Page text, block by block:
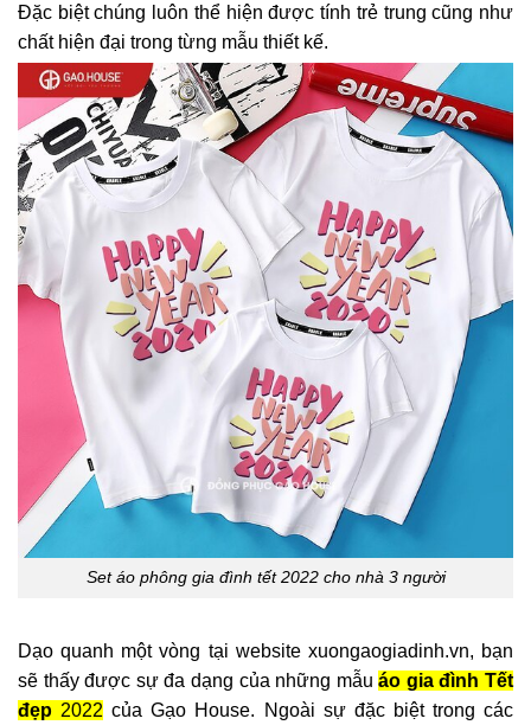
Đặc biệt chúng luôn thể hiện được tính trẻ trung cũng như
chất hiện đại trong từng mẫu thiết kế.
Set áo phông gia đình tết 2022 cho nhà 3 người
Dạo quanh một vòng tại website xuongaogiadinh.vn, bạn
sẽ thấy được sự đa dạng của những mẫuáo gia đình Tết
đẹp 2022 của Gạo House. Ngoài sự đặc biệt trong các